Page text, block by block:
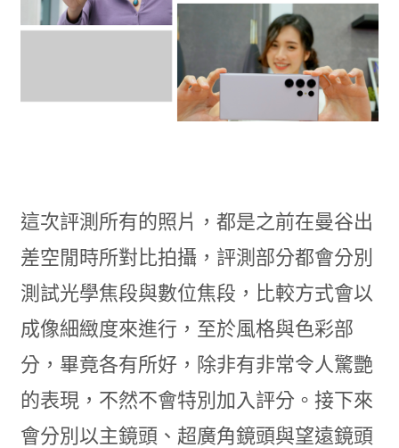
這次評測所有的照片，都是之前在曼谷出
差空閒時所對比拍攝，評測部分都會分別
測試光學焦段與數位焦段，比較方式會以
成像細緻度來進行，至於風格與色彩部
分，畢竟各有所好，除非有非常令人驚艷
的表現，不然不會特別加入評分。接下來
會分別以主鏡頭、超廣角鏡頭與望遠鏡頭